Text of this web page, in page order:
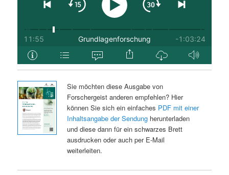
Sie möchten diese Ausgabe von
Forschergeist anderen empfehlen? Hier
können Sie sich ein einfaches PDF mit einer
Inhaltsangabe der Sendungherunterladen
und diese dann für ein schwarzes Brett
ausdrucken oder auch per E-Mail
weiterleiten.